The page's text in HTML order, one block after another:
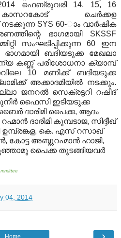
ഫെബ്രുവരി 14, 15, 16
ചെര്‍ക്കള
SYS 60-ാം വാര്‍ഷിക
ഭാഗമായി SKSSF
സംഘടിപ്പിക്കുന്ന 60 ഇന
ബദിയടുക്ക മേഖലാ
കണ്ണ് പരിശോധനാ ക്യാമ്പ്
10 മണിക്ക് ബദിയടുക്ക
അക്കാദമിയില്‍ നടക്കും.
ജനറല്‍ സെക്രട്ടറി റഷീദ്
ഫൈസി ഇടിയടുക്ക
ദാരിമി പൈക്ക, ആദം
ദാരിമി കുമ്പടാജ, സിദ്ദീഖ്
, കെ. എസ് റസാഖ്
, കോട്ട അബ്ദുറഹ്മാന്‍ ഹാജി,
പൈക്ക തുടങ്ങിയവര്‍
04, 2014
Home